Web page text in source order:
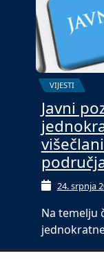
VIJESTI
Javni
24. srpnja
Na temelju